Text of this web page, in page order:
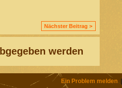
Nächster Beitrag >
werden
Ein Problem melden|